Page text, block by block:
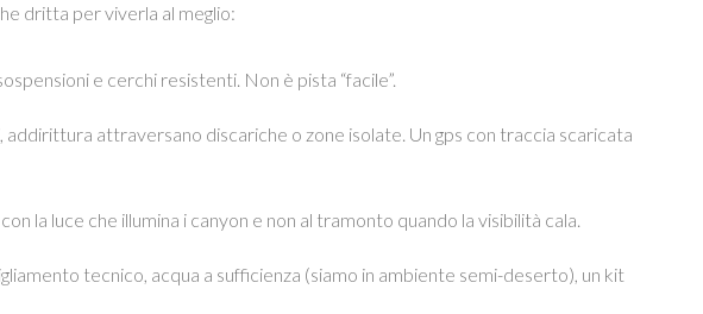
dritta per viverla al meglio:
e cerchi resistenti. Non è pista “facile”.
addirittura attraversano discariche o zone isolate. Un gps con traccia scaricata
la luce che illumina i canyon e non al tramonto quando la visibilità cala.
tecnico, acqua a sufficienza (siamo in ambiente semi-deserto), un kit